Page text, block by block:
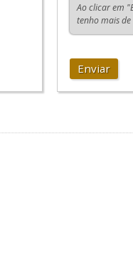
Ao clicar em
tenho mais
Enviar